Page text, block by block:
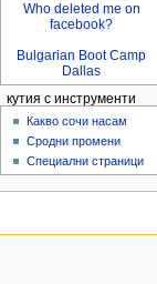
Who deleted me on
facebook?
Bulgarian Boot Camp
Dallas
кутия с инструменти
Какво сочи насам
Сродни промени
Специални страници